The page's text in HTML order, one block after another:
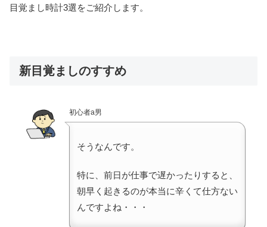
目覚まし時計3選をご紹介します。
新目覚ましのすすめ
初心者a男
そうなんです。
特に、前日が仕事で遅かったりすると、
朝早く起きるのが本当に辛くて仕方ない
んですよね・・・